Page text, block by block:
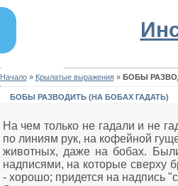
Начало» Крылатые выражения» БОБЫ
БОБЫ РАЗВОДИТЬ (НА БОБАХ ГАДАТЬ)
На чем только не гадали и не
по линиям рук, на кофейной
животных, даже на бобах.
надписями, на которые сверху
- хорошо; придется на надпись